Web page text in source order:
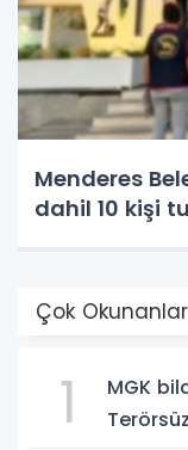
Menderes
dahil 10 kişi
Çok Okunanlar
1
MGK